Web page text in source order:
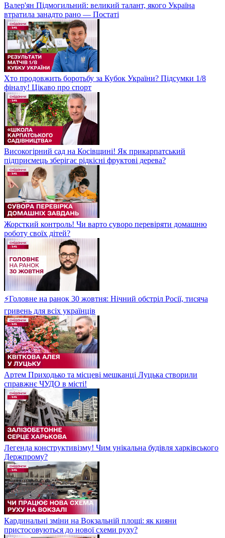
Валер'ян Підмогильний: великий талант, якого Україна
втратила занадто рано — Постаті
Хто продовжить боротьбу за Кубок України? Підсумки 1/8
фіналу! Цікаво про спорт
Високогірний сад на Косівщині! Як прикарпатський
підприємець зберігає рідкісні фруктові дерева?
Жорсткий контроль! Чи варто суворо перевіряти домашню
роботу своїх дітей?
⚡Головне на ранок 30 жовтня: Нічний обстріл Росії, тисяча
гривень для всіх українців
Артем Приходько та місцеві мешканці Луцька створили
справжнє ЧУДО в місті!
Легенда конструктивізму! Чим унікальна будівля харківського
Держпрому?
Кардинальні зміни на Вокзальній площі: як кияни
пристосовуються до нової схеми руху?